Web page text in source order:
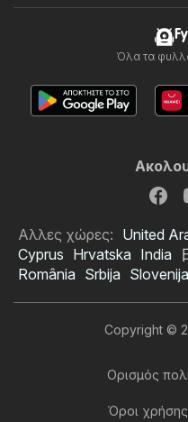
Όλα τα
Αλλες χώρες: United
Cyprus Hrvatska India
România Srbija Slovenija
Copyright ©
Ορισμός
Όροι